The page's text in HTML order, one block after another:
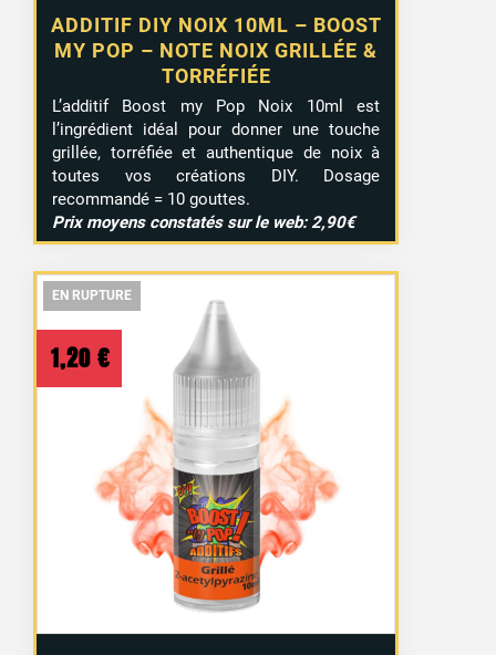
ADDITIF DIY NOIX 10ML – BOOST
MY POP – NOTE NOIX GRILLÉE &
TORRÉFIÉE
L’additif Boost my Pop Noix 10ml est
l’ingrédient idéal pour donner une touche
grillée, torréfiée et authentique de noix à
toutes vos créations DIY. Dosage
recommandé = 10 gouttes.
Prix moyens constatés sur le web: 2,90€
EN RUPTURE
EN RUPTURE
1,20 €
EN RUPTURE